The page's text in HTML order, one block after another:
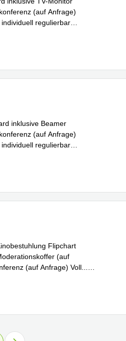
(auf Anfrage)
regulierbar
inklusive Beamer
(auf Anfrage)
regulierbar
Flipchart
(auf
(auf Anfrage) Voll